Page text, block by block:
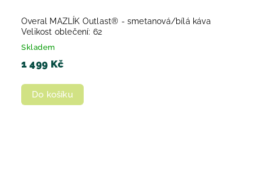
Overal MAZLÍK Outlast® - smetanová/bílá káva
Velikost oblečení: 62
Skladem
1 499 Kč
Do košíku